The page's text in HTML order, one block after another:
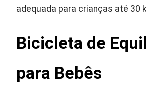
adequada para crianças até 30
Bicicleta de
para Bebês